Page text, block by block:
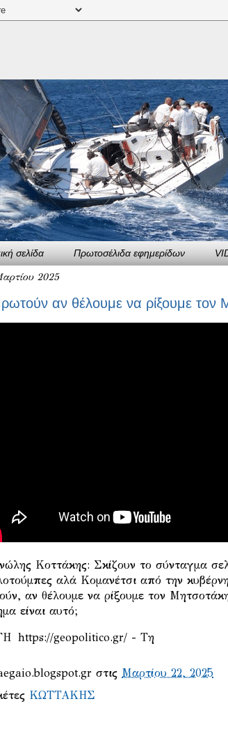
σελίδα Πρωτοσέλιδα εφημερίδων
2025
αν θέλουμε να ρίξουμε τον
Κοττάκης: Σκίζουν το σύνταγμα
αλά Κομανέτσι από την
αν θέλουμε να ρίξουμε τον
είναι αυτό;
https://geopolitico.gr/ - Τη
στις Μαρτίου 22, 2025
ΚΩΤΤΑΚΗΣ